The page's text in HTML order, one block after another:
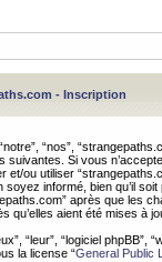
- Inscription
“nos”,
Si vous
ou utiliser
informé, bien qu’il
après que les
qu’elles aient été mises à
“leur”, “logiciel phpBB”,
la license “General Public